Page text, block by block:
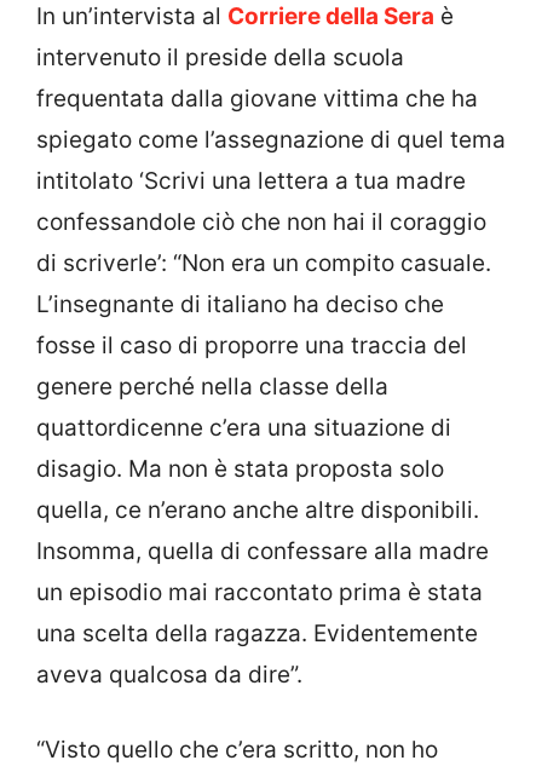
In un’intervista al Corriere della Sera è
intervenuto il preside della scuola
frequentata dalla giovane vittima che ha
spiegato come l’assegnazione di quel tema
intitolato ‘Scrivi una lettera a tua madre
confessandole ciò che non hai il coraggio
di scriverle’: “Non era un compito casuale.
L’insegnante di italiano ha deciso che
fosse il caso di proporre una traccia del
genere perché nella classe della
quattordicenne c’era una situazione di
disagio. Ma non è stata proposta solo
quella, ce n’erano anche altre disponibili.
Insomma, quella di confessare alla madre
un episodio mai raccontato prima è stata
una scelta della ragazza. Evidentemente
aveva qualcosa da dire”.
“Visto quello che c’era scritto, non ho